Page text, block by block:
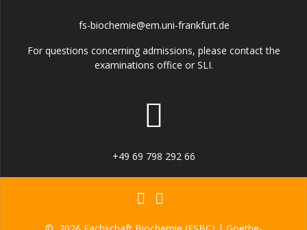
fs-biochemie@em.uni-frankfurt.de
For questions concerning admissions, please contact the
examinations office or SLI.
+49 69 798 292 66